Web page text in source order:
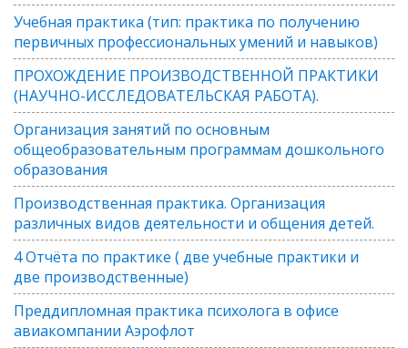
Учебная практика (тип: практика по получению
первичных профессиональных умений и навыков)
ПРОХОЖДЕНИЕ ПРОИЗВОДСТВЕННОЙ ПРАКТИКИ
(НАУЧНО-ИССЛЕДОВАТЕЛЬСКАЯ РАБОТА).
Организация занятий по основным
общеобразовательным программам дошкольного
образования
Производственная практика. Организация
различных видов деятельности и общения детей.
4 Отчёта по практике ( две учебные практики и
две производственные)
Преддипломная практика психолога в офисе
авиакомпании Аэрофлот